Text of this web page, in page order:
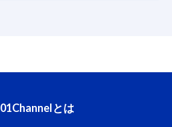
01Channelとは